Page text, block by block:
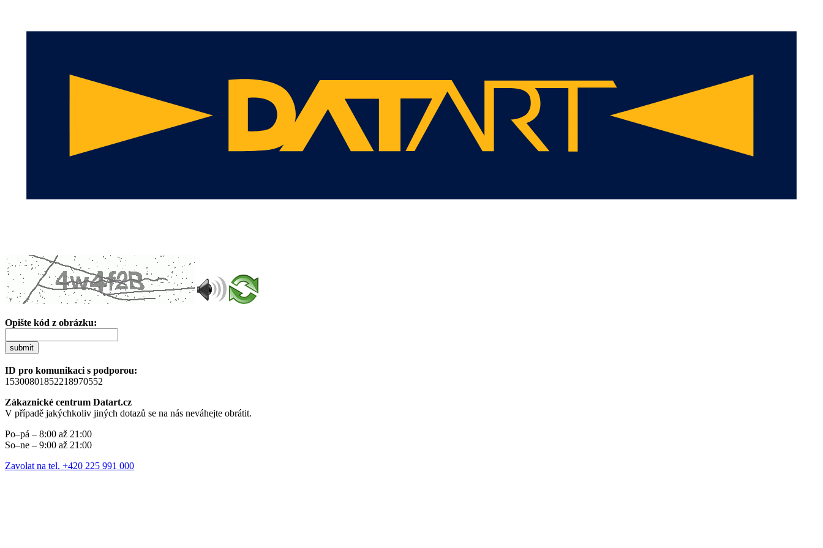
Opište kód z obrázku:
submit
ID pro komunikaci s podporou:
15300801852218970552
Zákaznické centrum Datart.cz
V případě jakýchkoliv jiných dotazů se na nás neváhejte obrátit.
Po–pá – 8:00 až 21:00
So–ne – 9:00 až 21:00
Zavolat na tel. +420 225 991 000